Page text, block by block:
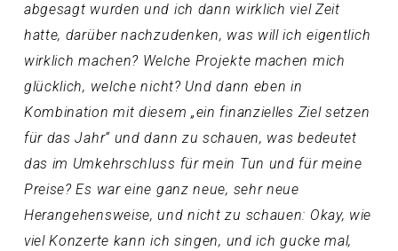
abgesagt wurden und ich dann wirklich viel Zeit
hatte, darüber nachzudenken, was will ich eigentlich
wirklich machen? Welche Projekte machen mich
glücklich, welche nicht? Und dann eben in
Kombination mit diesem „ein finanzielles Ziel setzen
für das Jahr“ und dann zu schauen, was bedeutet
das im Umkehrschluss für mein Tun und für meine
Preise? Es war eine ganz neue, sehr neue
Herangehensweise, und nicht zu schauen: Okay, wie
viel Konzerte kann ich singen, und ich gucke mal,